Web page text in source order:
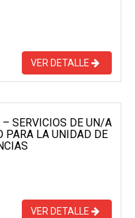
VER DETALLE
SERVICIOS DE UN/A
PARA LA UNIDAD DE
VER DETALLE